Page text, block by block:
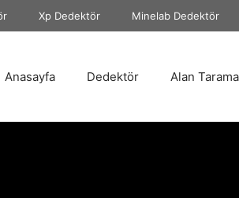
Xp Dedektör Minelab Dedektör
Anasayfa Dedektör Alan Tarama